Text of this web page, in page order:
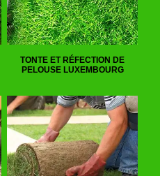
TONTE ET RÉFECTION DE
PELOUSE LUXEMBOURG